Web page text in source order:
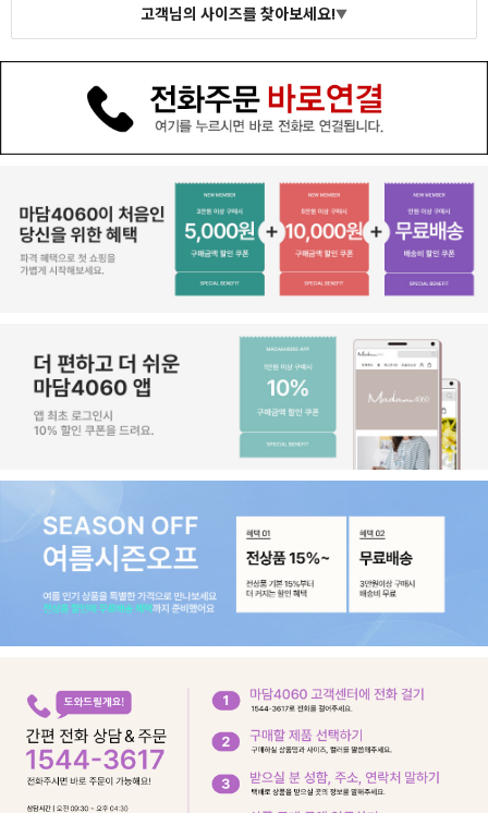
고객님의 사이즈를 찾아보세요!▼